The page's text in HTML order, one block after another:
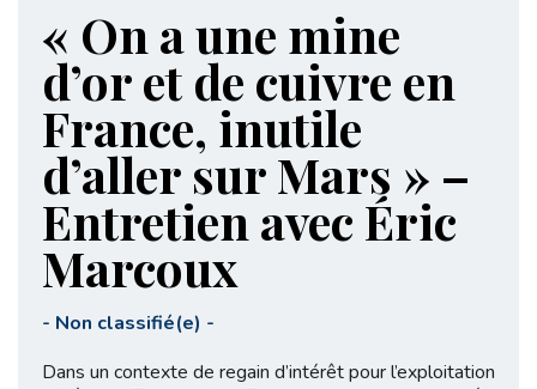
« On a une mine
d’or et de cuivre en
France, inutile
d’aller sur Mars » –
Entretien avec Éric
Marcoux
- Non classifié(e) -
Dans un contexte de regain d’intérêt pour l’exploitation